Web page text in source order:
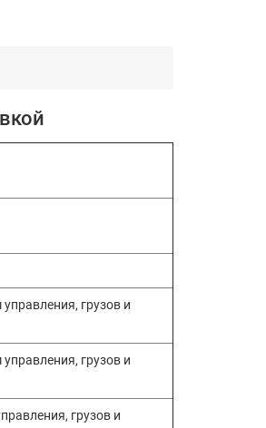
грузов и
грузов и
грузов и